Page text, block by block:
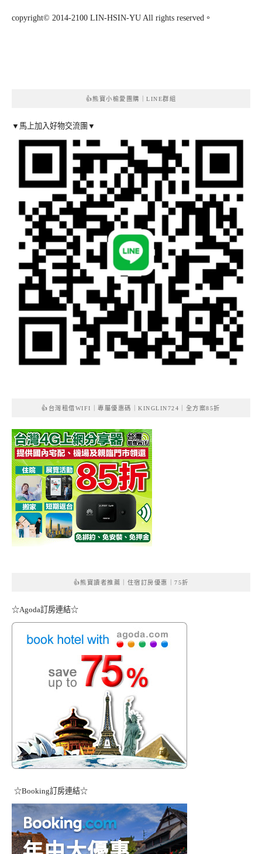
copyright© 2014-2100 LIN-HSIN-YU All rights reserved。
👍熊寶小榆愛團購｜LINE群組
▼馬上加入好物交流團▼
👍台灣租借WIFI｜專屬優惠碼｜KINGLIN724｜全方案85折
👍熊寶讀者推薦｜住宿訂房優惠｜75折
☆Agoda訂房連結☆
☆Booking訂房連結☆